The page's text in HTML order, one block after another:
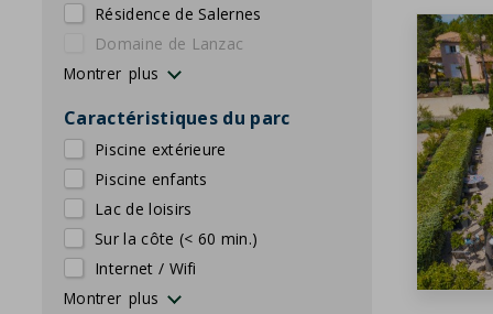
Domaine de Lanzac
Village des Cigales
AlpChalets Portes du Soleil
AlpResort Portes du Soleil
Château de Salles
Bourg Est - Vigelière
Domaine les Forges
L'Aveneau - Vieille Vigne
L'Espinet
Le Lac Bleu
Résidence de Salernes
Etang Vallier
Le Flocon blanc
Montrer
Caractéristiques du parc
Piscine extérieure
Piscine extérieure chauffée
piscine enfants
Piscine couverte
lac de loisirs
Sur la côte (< 60 min.)
Internet / Wifi
Animation
Aire de jeu
Restaurant
Service de pain
Bar
Court de tennis
Golf
Terrain de Squash
Location de vélos
E-Choppers
Wellness - Jacuzzi
Wellness - Sauna
Fitness
Buanderie
Bornes de recharge
Montrer